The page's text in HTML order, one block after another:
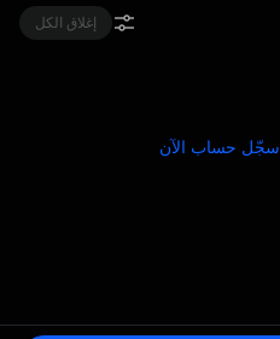
إغلاق الكل
سجّل حساب الآن